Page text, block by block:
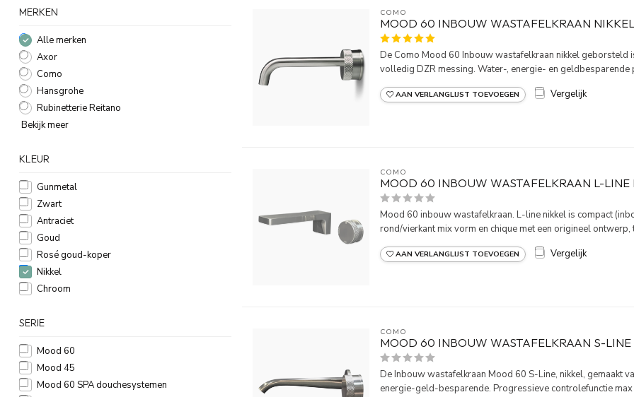
MERKEN
Alle merken
Axor
Como
Hansgrohe
Rubinetterie Reitano
Bekijk meer
KLEUR
Gunmetal
Zwart
Antraciet
Goud
Rosé goud-koper
Nikkel
Chroom
SERIE
Mood 60
Mood 45
Mood 60 SPA douchesystemen
COMO
MOOD 60 INBOUW WASTAFELKRAAN NIKKEL
De Como Mood 60 Inbouw wastafelkraan nikkel geborsteld
volledig DZR messing. Water-, energie- en geldbesparende
AAN VERLANGLIJST TOEVOEGEN Vergelijk
COMO
MOOD 60 INBOUW WASTAFELKRAAN L-LINE
Mood 60 inbouw wastafelkraan. L-line nikkel is compact
rond/vierkant mix vorm en chique met een origineel ontwerp,
AAN VERLANGLIJST TOEVOEGEN Vergelijk
COMO
MOOD 60 INBOUW WASTAFELKRAAN S-LINE
De Inbouw wastafelkraan Mood 60 S-Line, nikkel, gemaakt
energie-geld-besparende. Progressieve controlefunctie max